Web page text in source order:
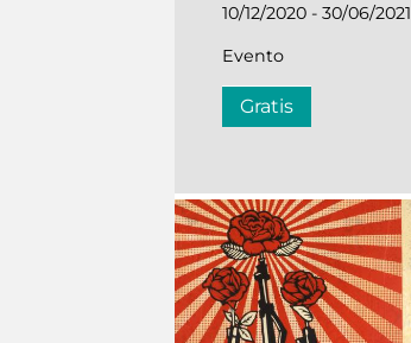
10/12/2020 - 30/06/2021
Evento
Gratis